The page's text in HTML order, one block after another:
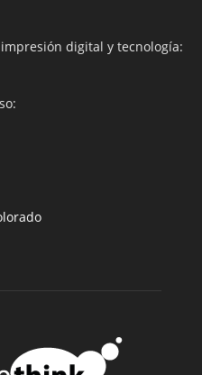
digital y tecnología: